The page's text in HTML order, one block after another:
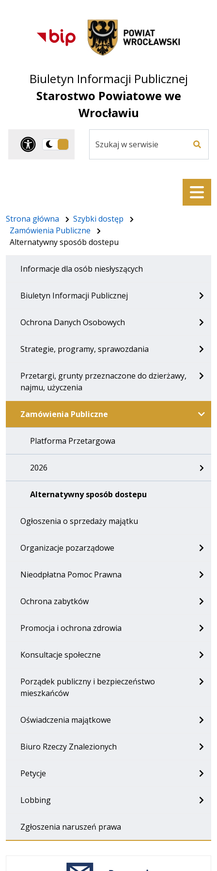
Przejdź do
głównego menu
Przejdź do treści
Przejdź do mapy
serwisu
Biuletyn Informacji Publicznej
Starostwo Powiatowe we
Wrocławiu
Panel dostosowania
Przełącz
serwisie
Menu
Strona główna
Szybki dostęp
Zamówienia Publiczne
Alternatywny sposób dostepu
Informacje dla osób niesłyszących
Biuletyn Informacji Publicznej
Ochrona Danych Osobowych
Strategie, programy, sprawozdania
Przetargi, grunty przeznaczone do dzierżawy,
najmu, użyczenia
Zamówienia Publiczne
Platforma Przetargowa
2026
Alternatywny sposób dostepu
Ogłoszenia o sprzedaży majątku
Organizacje pozarządowe
Nieodpłatna Pomoc Prawna
Ochrona zabytków
Promocja i ochrona zdrowia
Konsultacje społeczne
Porządek publiczny i bezpieczeństwo
mieszkańców
Oświadczenia majątkowe
Biuro Rzeczy Znalezionych
Petycje
Lobbing
Zgłoszenia naruszeń prawa